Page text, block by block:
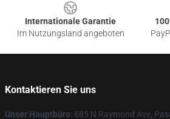
Internationale Garantie
Im Nutzungsland angeboten
Kontaktieren Sie uns
Unser Hauptbüro: 685 N Raymond Ave,